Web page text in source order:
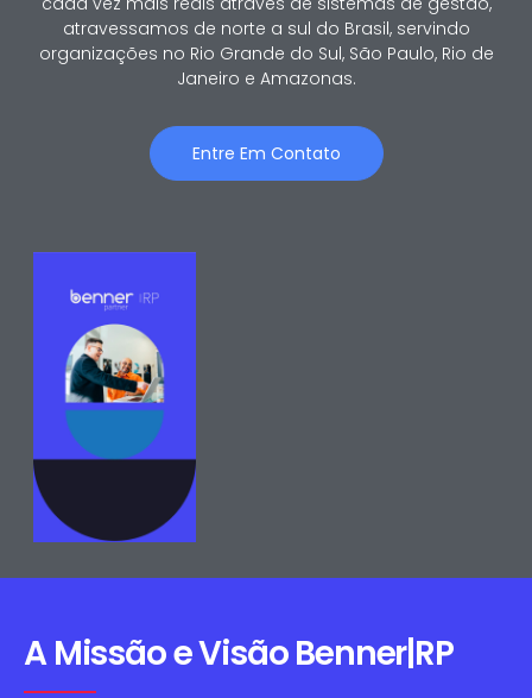
atravessamos de norte a sul do Brasil, servindo
organizações no Rio Grande do Sul, São Paulo, Rio de
Janeiro e Amazonas.
Entre Em Contato
A Missão e Visão Benner|RP